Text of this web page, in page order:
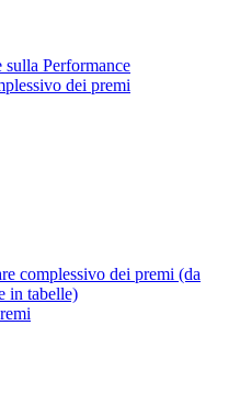
sulla Performance
dei premi
complessivo dei premi (da
in tabelle)